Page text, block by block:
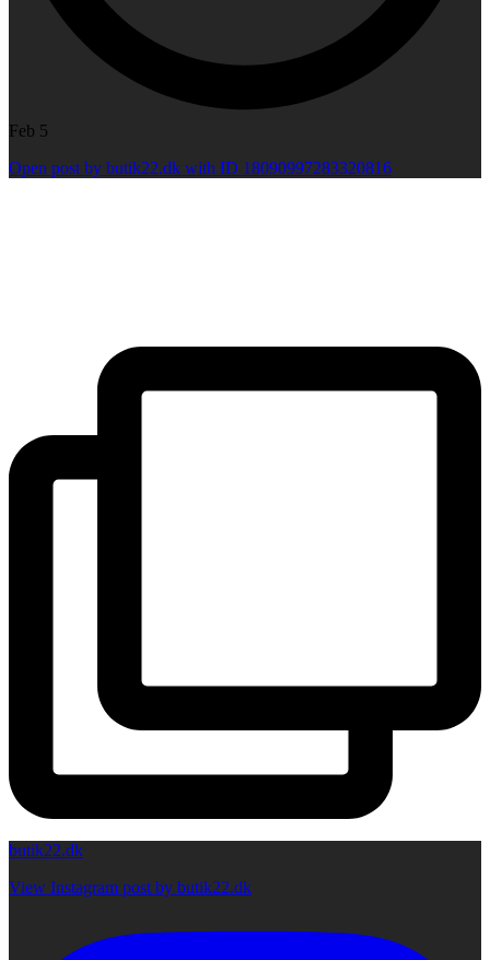
Feb 5
Open post by butik22.dk with ID 18090997283320816
butik22.dk
View Instagram post by butik22.dk